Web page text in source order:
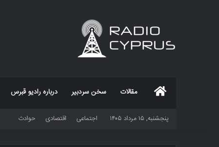
مقالات سخن سردبیر درباره رادیو قبرس
پنجشنبه, ۱۵ مرداد ۱۴۰۵ اجتماعی اقتصادی حوادث